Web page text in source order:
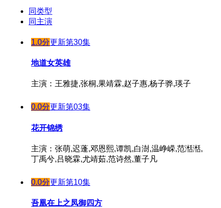
第14集
第15集
第16集
第19集
第20集
同类型
同主演
1.0分更新第30集
地道女英雄
主演：王雅捷,张桐,果靖霖,赵子惠,杨子骅,瑛子
0.0分更新第03集
花开锦绣
主演：张萌,迟蓬,邓恩熙,谭凯,白澍,温峥嵘,范湉湉,
丁禹兮,吕晓霖,尤靖茹,范诗然,董子凡
0.0分更新第10集
吾凰在上之凤御四方